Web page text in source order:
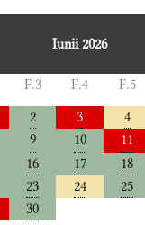
Iunii 2026
F.3 F.4 F.5
2 3 4
9 10 11
16 17 18
23 24 25
30